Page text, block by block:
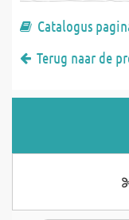
Catalogus
Terug naar de